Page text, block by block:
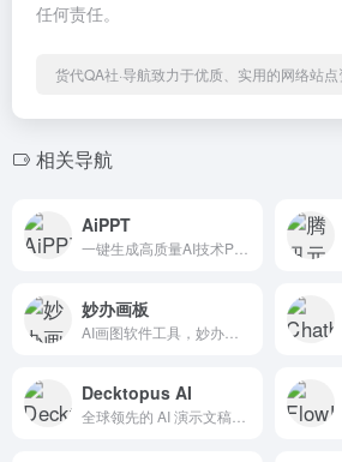
任何责任。
货代QA社·导航致力于优质、实用的网络站点
相关导航
AiPPT
妙办画板
Decktopus AI